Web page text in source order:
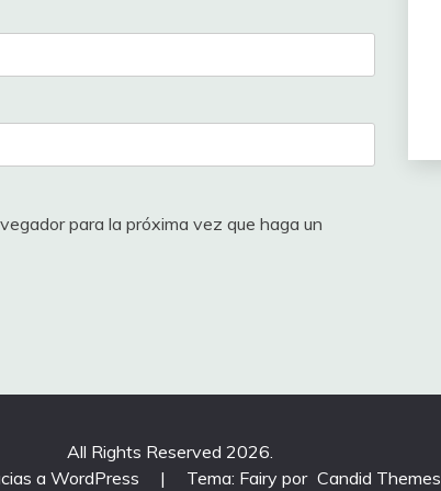
para la próxima vez que haga un
All Rights Reserved 2026.
a WordPress
| Tema: Fairy por Candid Themes